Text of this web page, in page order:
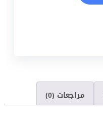
مراجعات (0)